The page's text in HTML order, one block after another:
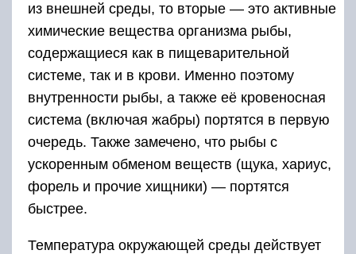
из внешней среды, то вторые — это активные
химические вещества организма рыбы,
содержащиеся как в пищеварительной
системе, так и в крови. Именно поэтому
внутренности рыбы, а также её кровеносная
система (включая жабры) портятся в первую
очередь. Также замечено, что рыбы с
ускоренным обменом веществ (щука, хариус,
форель и прочие хищники) — портятся
быстрее.
Температура окружающей среды действует